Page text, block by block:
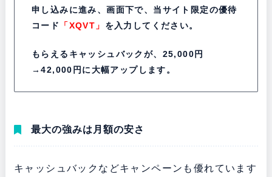
申し込みに進み、画面下で、当サイト限定の優待
コード
「XQVT」 を入力してください。
もらえるキャッシュバックが、25,000円
→42,000円に大幅アップします。
最大の強みは月額の安さ
キャッシュバックなどキャンペーンも優れています